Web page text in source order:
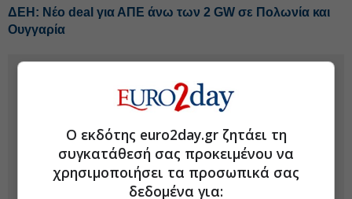
ΔΕΗ: Νέο deal για ΑΠΕ άνω των 2 GW σε Πολωνία και
Ουγγαρία
Ο εκδότης euro2day.gr ζητάει τη
συγκατάθεσή σας προκειμένου να
χρησιμοποιήσει τα προσωπικά σας
δεδομένα για: